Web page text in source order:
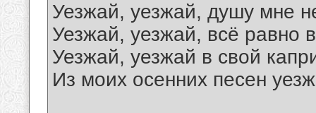
Уезжай, уезжай, душу мне
Уезжай, уезжай, всё равно
Уезжай, уезжай в свой
Из моих осенних песен